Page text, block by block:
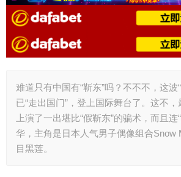
难道只有中国有“靳东”吗？不不不，这波
已“走出国门”，登上国际舞台了。这不
上演了一出堪比“假靳东”的骗术，而且连
华，主角是日本人气男子偶像组合
目黑莲。